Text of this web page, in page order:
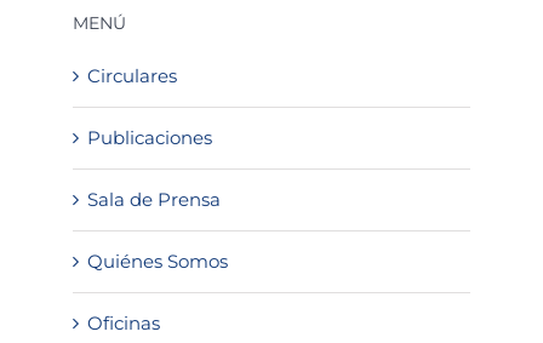
MENÚ
Circulares
Publicaciones
Sala de Prensa
Quiénes Somos
Oficinas